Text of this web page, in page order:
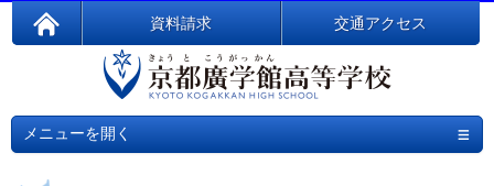
資料請求 交通アクセス
メニューを開く ≡